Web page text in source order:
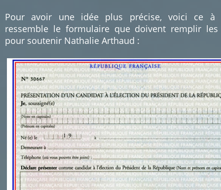
Pour avoir une idée plus précise, voici ce à
ressemble le formulaire que doivent remplir les
pour soutenir Nathalie Arthaud :